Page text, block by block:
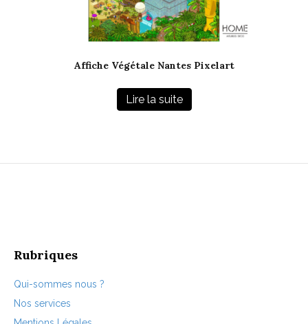
Affiche Végétale Nantes Pixelart
Lire la suite
Rubriques
Qui-sommes nous ?
Nos services